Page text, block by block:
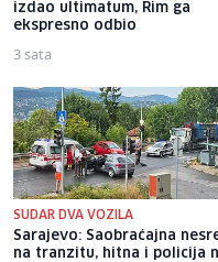
izdao ultimatum, Rim ga
ekspresno odbio
3 sata
SUDAR DVA VOZILA
Sarajevo: Saobraćajna
na tranzitu, hitna i policija